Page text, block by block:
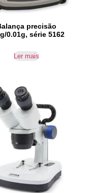
precisão
0.01g, série 5162
Ler mais